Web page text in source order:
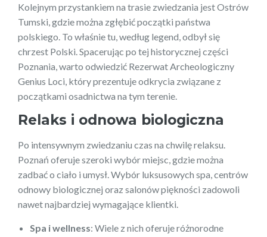
Kolejnym przystankiem na trasie zwiedzania jest Ostrów
Tumski, gdzie można zgłębić początki państwa
polskiego. To właśnie tu, według legend, odbył się
chrzest Polski. Spacerując po tej historycznej części
Poznania, warto odwiedzić Rezerwat Archeologiczny
Genius Loci, który prezentuje odkrycia związane z
początkami osadnictwa na tym terenie.
Relaks i odnowa biologiczna
Po intensywnym zwiedzaniu czas na chwilę relaksu.
Poznań oferuje szeroki wybór miejsc, gdzie można
zadbać o ciało i umysł. Wybór luksusowych spa, centrów
odnowy biologicznej oraz salonów piękności zadowoli
nawet najbardziej wymagające klientki.
Spa i wellness: Wiele z nich oferuje różnorodne